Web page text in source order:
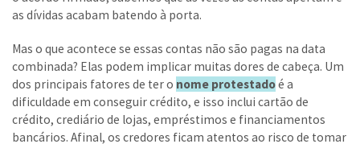
as dívidas acabam batendo à porta.
Mas o que acontece se essas contas não são pagas na data
combinada? Elas podem implicar muitas dores de cabeça. Um
dos principais fatores de ter o nome protestadoé a
dificuldade em conseguir crédito, e isso inclui cartão de
crédito, crediário de lojas, empréstimos e financiamentos
bancários. Afinal, os credores ficam atentos ao risco de tomar